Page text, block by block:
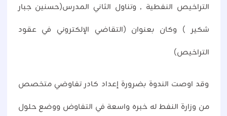
التراخيص النفطية ٫ وتناول الثاني المدرس(حسنين جبار
شكير ) وكان بعنوان (التقاضي الإلكتروني في عقود
التراخيص)
وقد اوصت الندوة بضرورة إعداد كادر تفاوضي متخصص
من وزارة النفط له خبره واسعة في التفاوض ووضع حلول